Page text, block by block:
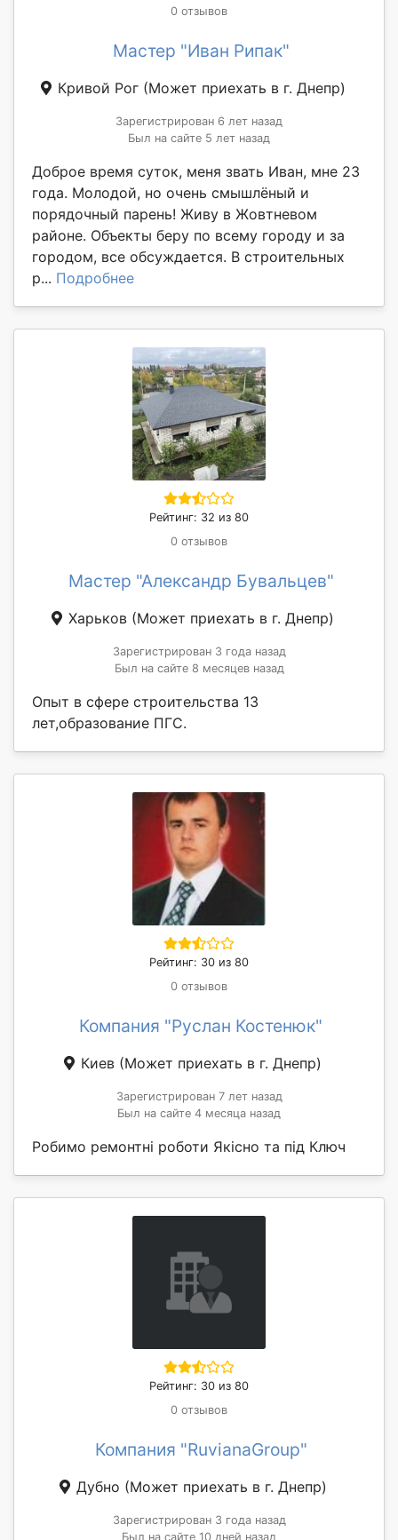
0 отзывов
Мастер "Иван Рипак"
Кривой Рог (Может приехать в г. Днепр)
Зарегистрирован 6 лет назад
Был на сайте 5 лет назад
Доброе время суток, меня звать Иван, мне 23
года. Молодой, но очень смышлёный и
порядочный парень! Живу в Жовтневом
районе. Объекты беру по всему городу и за
городом, все обсуждается. В строительных
р... Подробнее
Рейтинг: 32 из 80
0 отзывов
Мастер "Александр Бувальцев"
Харьков (Может приехать в г. Днепр)
Зарегистрирован 3 года назад
Был на сайте 8 месяцев назад
Опыт в сфере строительства 13
лет,образование ПГС.
Рейтинг: 30 из 80
0 отзывов
Компания "Руслан Костенюк"
Киев (Может приехать в г. Днепр)
Зарегистрирован 7 лет назад
Был на сайте 4 месяца назад
Робимо ремонтні роботи Якісно та під Ключ
Рейтинг: 30 из 80
0 отзывов
Компания "RuvianaGroup"
Дубно (Может приехать в г. Днепр)
Зарегистрирован 3 года назад
Был на сайте 10 дней назад